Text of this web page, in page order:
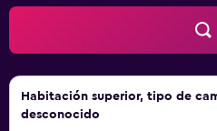
pelo. Se ofrece servicio de
posible solicitar juegos de
ofrece servicio de limpieza a
hay 2 piscinas al aire libre
Además de una piscina
esparcimiento incluyen un
Habitación superior, tipo de
desconocido